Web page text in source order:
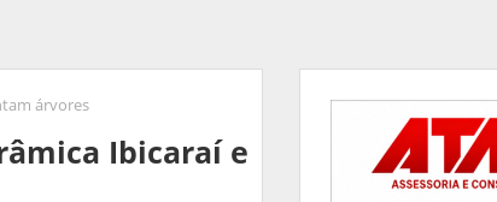
árvores
Ibicaraí e